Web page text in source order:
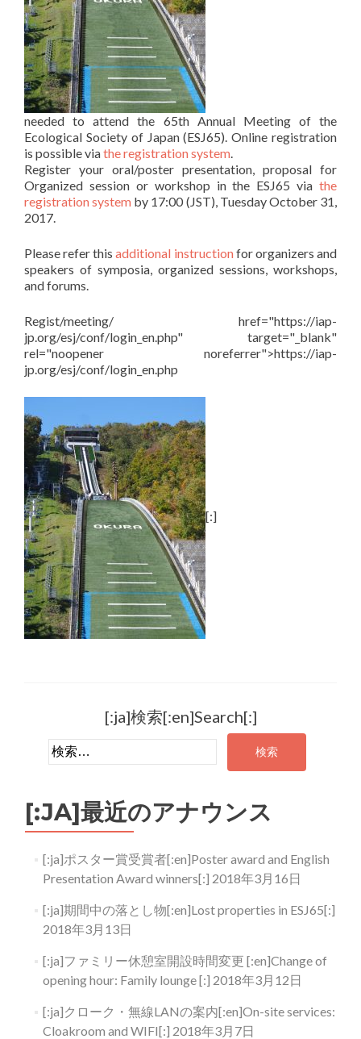
needed to attend the 65th Annual Meeting of the
Ecological Society of Japan (ESJ65). Online registration
is possible viathe registration system.
Register your oral/poster presentation, proposal for
Organized session or workshop in the ESJ65 via the
registration system by 17:00 (JST), Tuesday October 31,
2017.
Please refer thisadditional instructionfor organizers and
speakers of symposia, organized sessions, workshops,
and forums.
Regist/meeting/ href="https://iap-
jp.org/esj/conf/login_en.php" target="_blank"
rel="noopener noreferrer">https://iap-
jp.org/esj/conf/login_en.php
[:]
[:ja]検索[:en]Search[:]
検索:
[:JA]最近のアナウンス
[:ja]ポスター賞受賞者[:en]Poster award and English
Presentation Award winners[:] 2018年3月16日
[:ja]期間中の落とし物[:en]Lost properties in ESJ65[:]
2018年3月13日
[:ja]ファミリー休憩室開設時間変更 [:en]Change of
opening hour: Family lounge [:] 2018年3月12日
[:ja]クローク・無線LANの案内[:en]On-site services:
Cloakroom and WIFI[:] 2018年3月7日